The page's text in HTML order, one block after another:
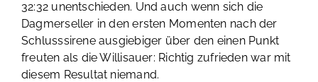
32:32 unentschieden. Und auch wenn sich die
Dagmerseller in den ersten Momenten nach der
Schlusssirene ausgiebiger über den einen Punkt
freuten als die Willisauer: Richtig zufrieden war mit
diesem Resultat niemand.